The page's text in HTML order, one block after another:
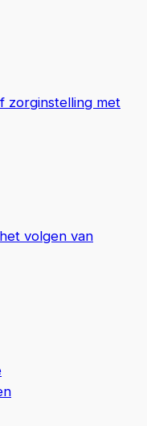
zorginstelling met
volgen van